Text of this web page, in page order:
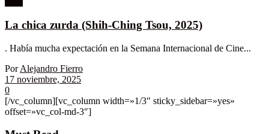
La chica zurda (Shih-Ching Tsou, 2025)
. Había mucha expectación en la Semana Internacional de Cine...
Por Alejandro Fierro
17 noviembre, 2025
0
[/vc_column][vc_column width=»1/3″ sticky_sidebar=»yes»
offset=»vc_col-md-3″]